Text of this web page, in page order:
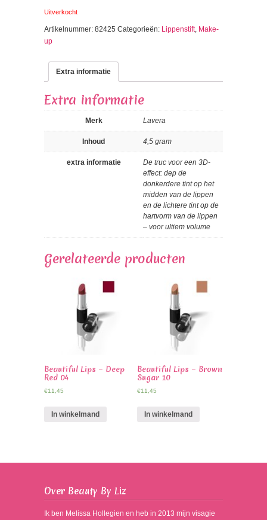
Uitverkocht
Artikelnummer: 82425 Categorieën: Lippenstift, Make-
up
Extra informatie
Extra informatie
Merk Lavera
Inhoud 4,5 gram
extra informatie
De truc voor een 3D-
effect: dep de
donkerdere tint op het
midden van de lippen
en de lichtere tint op de
hartvorm van de lippen
– voor ultiem volume
Gerelateerde producten
Beautiful Lips – Deep
Red 04
€11,45
In winkelmand
Beautiful Lips – Brown
Sugar 10
€11,45
In winkelmand
Over Beauty By Liz
Ik ben Melissa Hollegien en heb in 2013 mijn visagie